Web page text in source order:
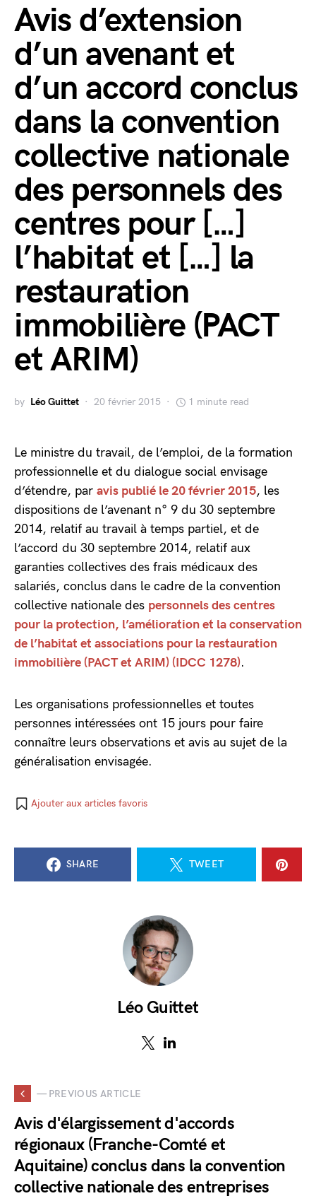
Avis d’extension
d’un avenant et
d’un accord conclus
dans la convention
collective nationale
des personnels des
centres pour […]
l’habitat et […] la
restauration
immobilière (PACT
et ARIM)
by Léo Guittet 20 février 2015 1 minute read
Le ministre du travail, de l’emploi, de la formation
professionnelle et du dialogue social envisage
d’étendre, par avis publié le 20 février 2015, les
dispositions de l’avenant n° 9 du 30 septembre
2014, relatif au travail à temps partiel, et de
l’accord du 30 septembre 2014, relatif aux
garanties collectives des frais médicaux des
salariés, conclus dans le cadre de la convention
collective nationale des personnels des centres
pour la protection, l’amélioration et la conservation
de l’habitat et associations pour la restauration
immobilière (PACT et ARIM) (IDCC 1278).
Les organisations professionnelles et toutes
personnes intéressées ont 15 jours pour faire
connaître leurs observations et avis au sujet de la
généralisation envisagée.
Ajouter aux articles favoris
SHARE TWEET
Léo Guittet
— PREVIOUS ARTICLE
Avis d'élargissement d'accords
régionaux (Franche-Comté et
Aquitaine) conclus dans la convention
collective nationale des entreprises